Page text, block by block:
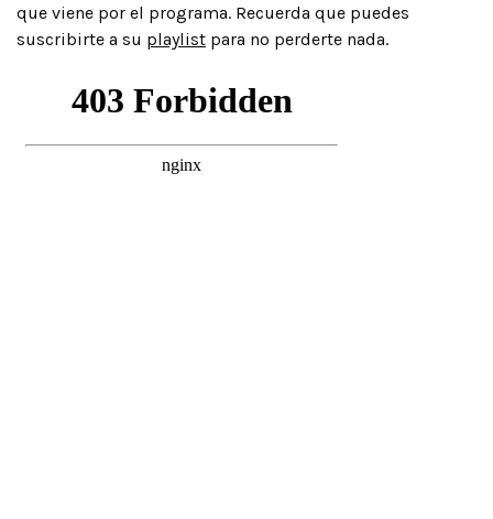
que viene por el programa. Recuerda que puedes
suscribirte a su playlist para no perderte nada.